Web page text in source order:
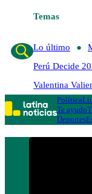
Temas
Lo último
Perú Decide
Valentina
Política
Te ayudo
Deportes